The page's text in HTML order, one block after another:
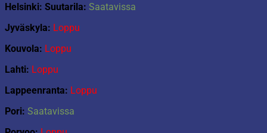
Helsinki: Suutarila: Saatavissa
Jyväskyla: Loppu
Kouvola: Loppu
Lahti: Loppu
Lappeenranta: Loppu
Pori: Saatavissa